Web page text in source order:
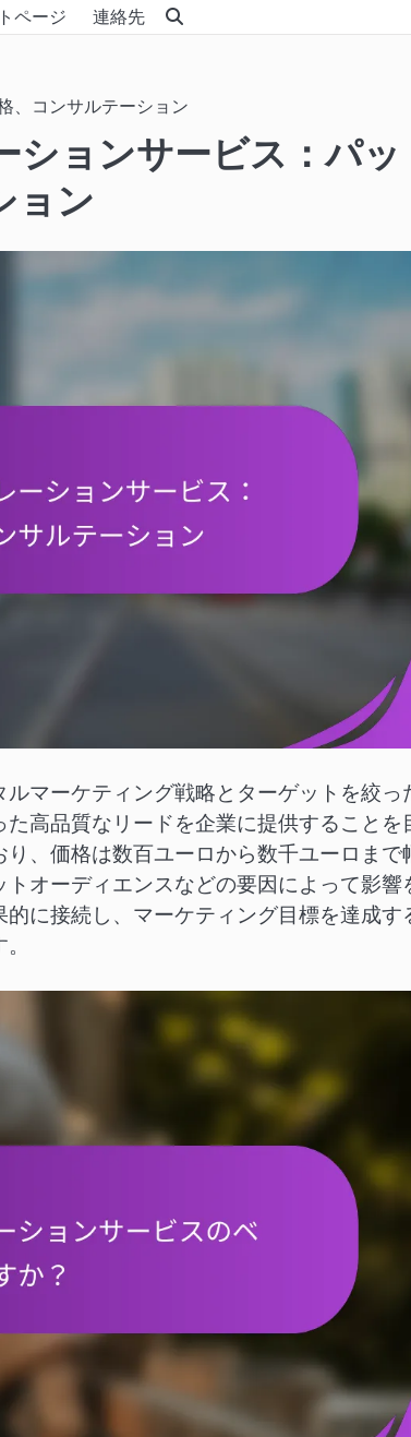
ページ 連絡先
、コンサルテーション
ションサービス：パッ
ョン
マーケティング戦略とターゲットを絞っ
高品質なリードを企業に提供することを
、価格は数百ユーロから数千ユーロまで
オーディエンスなどの要因によって影響
に接続し、マーケティング目標を達成す